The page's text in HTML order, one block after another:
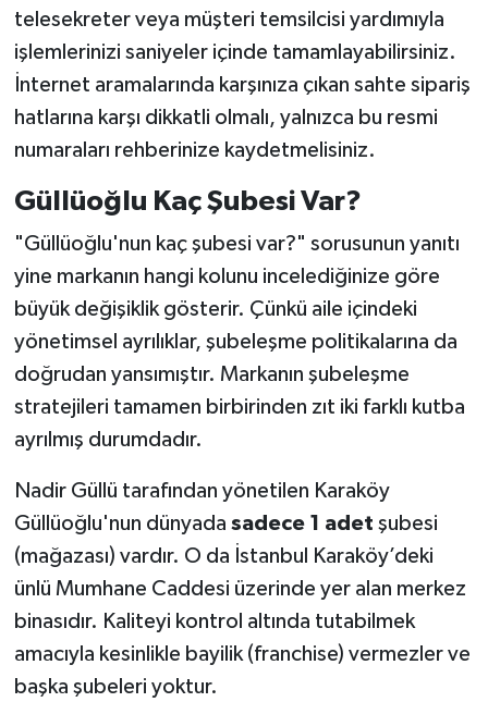
telesekreter veya müşteri temsilcisi yardımıyla
işlemlerinizi saniyeler içinde tamamlayabilirsiniz.
İnternet aramalarında karşınıza çıkan sahte sipariş
hatlarına karşı dikkatli olmalı, yalnızca bu resmi
numaraları rehberinize kaydetmelisiniz.
Güllüoğlu Kaç Şubesi Var?
"Güllüoğlu'nun kaç şubesi var?" sorusunun yanıtı
yine markanın hangi kolunu incelediğinize göre
büyük değişiklik gösterir. Çünkü aile içindeki
yönetimsel ayrılıklar, şubeleşme politikalarına da
doğrudan yansımıştır. Markanın şubeleşme
stratejileri tamamen birbirinden zıt iki farklı kutba
ayrılmış durumdadır.
Nadir Güllü tarafından yönetilen Karaköy
Güllüoğlu'nun dünyada sadece 1 adet şubesi
(mağazası) vardır. O da İstanbul Karaköy’deki
ünlü Mumhane Caddesi üzerinde yer alan merkez
binasıdır. Kaliteyi kontrol altında tutabilmek
amacıyla kesinlikle bayilik (franchise) vermezler ve
başka şubeleri yoktur.